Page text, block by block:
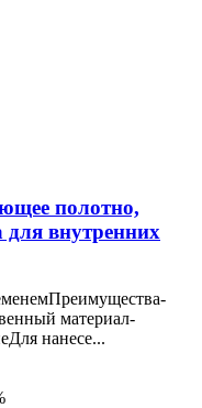
полотно,
для внутренних
материал-
нанесе...